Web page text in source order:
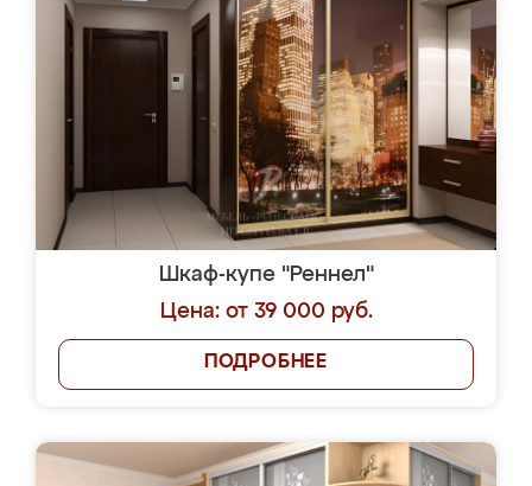
Шкаф-купе "Реннел"
Цена: от 39 000 руб.
ПОДРОБНЕЕ